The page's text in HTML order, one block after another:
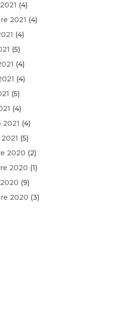
(4)
2021 (4)
(4)
(5)
(4)
(4)
(5)
(4)
2021 (4)
(5)
2020 (2)
2020 (1)
(9)
2020 (3)